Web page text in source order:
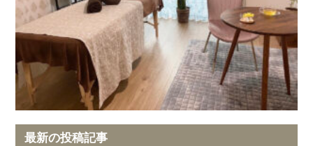
最新の投稿記事